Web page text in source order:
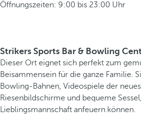
Öffnungszeiten: 9:00 bis 23:00 Uhr
Strikers Sports Bar & Bowling
Dieser Ort eignet sich perfekt zum
Beisammensein für die ganze Familie.
Bowling-Bahnen, Videospiele der
Riesenbildschirme und bequeme
Lieblingsmannschaft anfeuern können.